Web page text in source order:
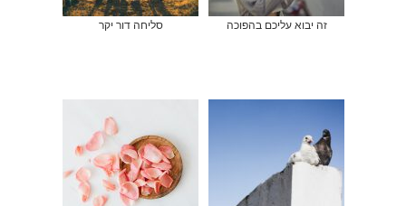
זה יבוא עליכם בהפוכה סליחה דור יקר